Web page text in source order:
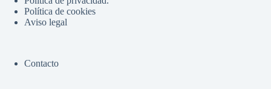
Política de cookies
Aviso legal
Contacto